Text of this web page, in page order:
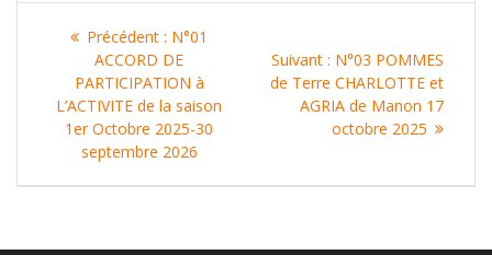
Navigation
l’article
Précédent : Article
précédent
:
N°01
ACCORD DE
PARTICIPATION à
L’ACTIVITE de la saison
1er Octobre 2025-30
septembre 2026
Suivant : Article
suivant
:
N°03 POMMES
de Terre CHARLOTTE et
AGRIA de Manon 17
octobre 2025